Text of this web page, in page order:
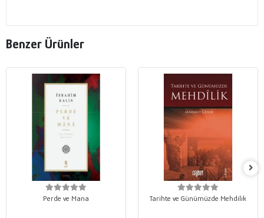
Benzer Ürünler
Perde ve Mana Tarihte ve Günümüzde Mehdilik